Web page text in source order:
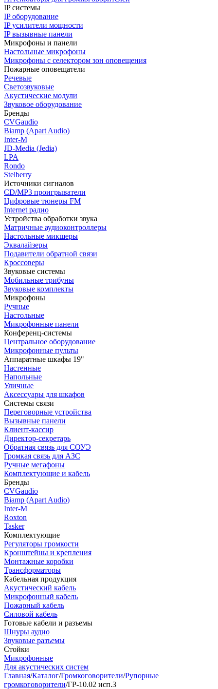
IP системы
IP оборудование
IP усилители мощности
IP вызывные панели
Микрофоны и панели
Настольные микрофоны
Микрофоны с селектором зон оповещения
Пожарные оповещатели
Речевые
Светозвуковые
Акустические модули
Звуковое оборудование
Бренды
CVGaudio
Biamp (Apart Audio)
Inter-M
JD-Media (Jedia)
LPA
Rondo
Stelberry
Источники сигналов
CD/MP3 проигрыватели
Цифровые тюнеры FM
Internet радио
Устройства обработки звука
Матричные аудиоконтроллеры
Настольные микшеры
Эквалайзеры
Подавители обратной связи
Кроссоверы
Звуковые системы
Мобильные трибуны
Звуковые комплекты
Микрофоны
Ручные
Настольные
Микрофонные панели
Конференц-системы
Центральное оборудование
Микрофонные пульты
Аппаратные шкафы 19"
Настенные
Напольные
Уличные
Аксессуары для шкафов
Системы связи
Переговорные устройства
Вызывные панели
Клиент-кассир
Директор-секретарь
Обратная связь для СОУЭ
Громкая связь для АЗС
Ручные мегафоны
Комплектующие и кабель
Бренды
CVGaudio
Biamp (Apart Audio)
Inter-M
Roxton
Tasker
Комплектующие
Регуляторы громкости
Кронштейны и крепления
Монтажные коробки
Трансформаторы
Кабельная продукция
Акустический кабель
Микрофонный кабель
Пожарный кабель
Силовой кабель
Готовые кабели и разъемы
Шнуры аудио
Звуковые разъемы
Стойки
Микрофонные
Для акустических систем
Главная/Каталог/Громкоговорители/Рупорные
громкоговорители/ГР-10.02 исп.3